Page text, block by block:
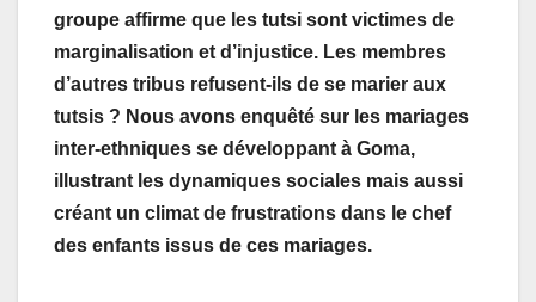
groupe affirme que les tutsi sont victimes de
marginalisation et d’injustice. Les membres
d’autres tribus refusent-ils de se marier aux
tutsis ? Nous avons enquêté sur les mariages
inter-ethniques se développant à Goma,
illustrant les dynamiques sociales mais aussi
créant un climat de frustrations dans le chef
des enfants issus de ces mariages.